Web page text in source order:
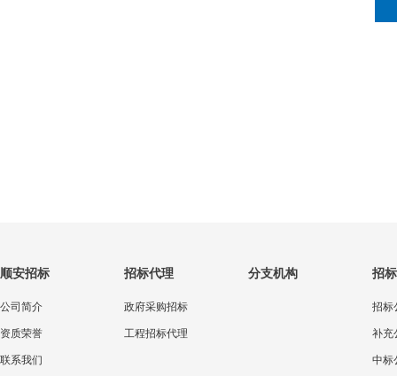
顺安招标
公司简介
资质荣誉
联系我们
招标代理
政府采购招标
工程招标代理
分支机构 招
招标
补充
中标